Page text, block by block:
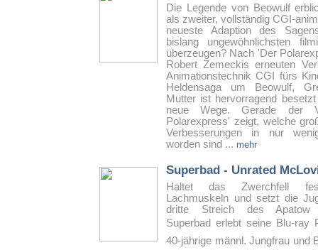
Die Legende von Beowulf
als zweiter, vollständig CGI-
neueste Adaption des
bislang ungewöhnlichsten
überzeugen? Nach 'Der
Robert Zemeckis erneuten
Animationstechnik CGI fürs
Heldensaga um Beowulf,
Mutter ist hervorragend
neue Wege. Gerade der
Polarexpress' zeigt, welche
Verbesserungen in nur
worden sind ... mehr
Superbad - Unrated
Haltet das Zwerchfell
Lachmuskeln und setzt die
dritte Streich des Apatow
Superbad erlebt seine Blu-ray
40-jährige männl. Jungfrau und